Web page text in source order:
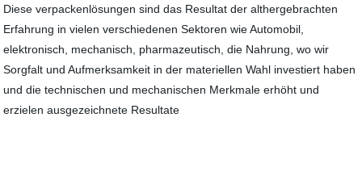
Diese verpackenlösungen sind das Resultat der althergebrachten
Erfahrung in vielen verschiedenen Sektoren wie Automobil,
elektronisch, mechanisch, pharmazeutisch, die Nahrung, wo wir
Sorgfalt und Aufmerksamkeit in der materiellen Wahl investiert haben
und die technischen und mechanischen Merkmale erhöht und
erzielen ausgezeichnete Resultate